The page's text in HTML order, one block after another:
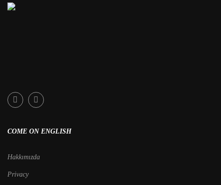
COME ON ENGLISH
Hakkımızda
Privacy